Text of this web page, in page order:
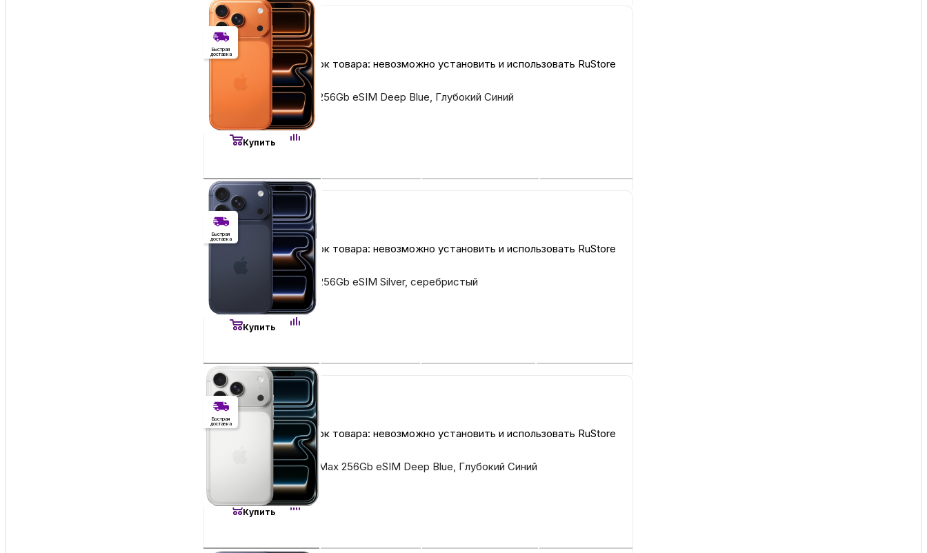
Без RuStore
Без RuStore
Имеется недостаток товара: невозможно установить и использовать RuStore
Быстрая
доставка
Apple iPhone 17 Pro 256Gb eSIM Deep Blue, Глубокий Синий
Есть в наличии
Купить
Без RuStore
Без RuStore
Имеется недостаток товара: невозможно установить и использовать RuStore
Быстрая
доставка
Apple iPhone 17 Pro 256Gb eSIM Silver, серебристый
Есть в наличии
Купить
Без RuStore
Без RuStore
Имеется недостаток товара: невозможно установить и использовать RuStore
Быстрая
доставка
Apple iPhone 17 Pro Max 256Gb eSIM Deep Blue, Глубокий Синий
Есть в наличии
Купить